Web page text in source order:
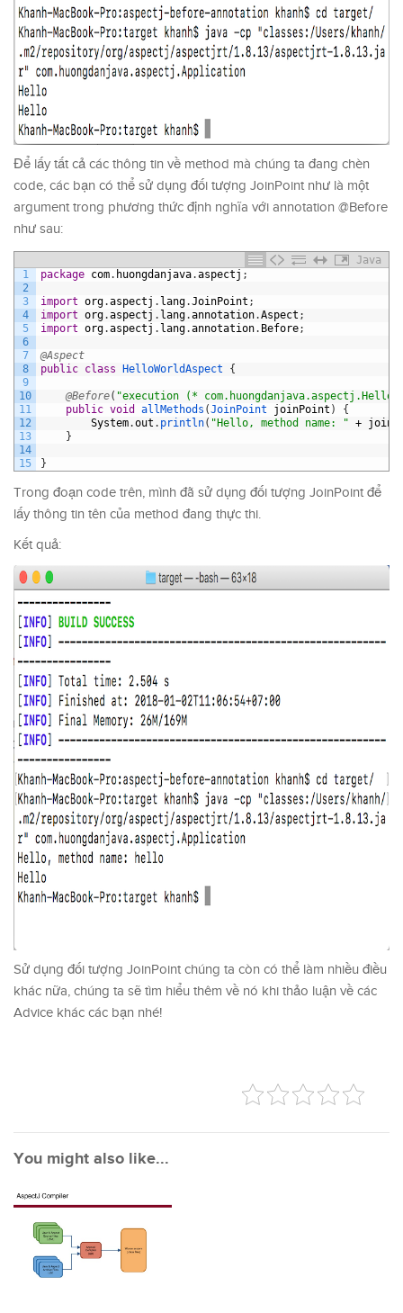
Để lấy tất cả các thông tin về method mà chúng ta đang chèn
code, các bạn có thể sử dụng đối tượng JoinPoint như là một
argument trong phương thức định nghĩa với annotation @Before
như sau:
Java
1
2
3
4
5
6
7
8
9
10
11
12
13
14
15
package com. huongdanjava.aspectj ;
import org.aspectj . lang.JoinPoint ;
import org.aspectj . lang.annotation.Aspect ;
import org.aspectj . lang.annotation. Before;
@Aspect
public class HelloWorldAspect {
@Before( "execution (*
public void allMethods (JoinPoint joinPoint )
{
System.out . println( "Hello, method name: " +
}
}
Trong đoạn code trên, mình đã sử dụng đối tượng JoinPoint để
lấy thông tin tên của method đang thực thi.
Kết quả:
Sử dụng đối tượng JoinPoint chúng ta còn có thể làm nhiều điều
khác nữa, chúng ta sẽ tìm hiểu thêm về nó khi thảo luận về các
Advice khác các bạn nhé!
You might also like...